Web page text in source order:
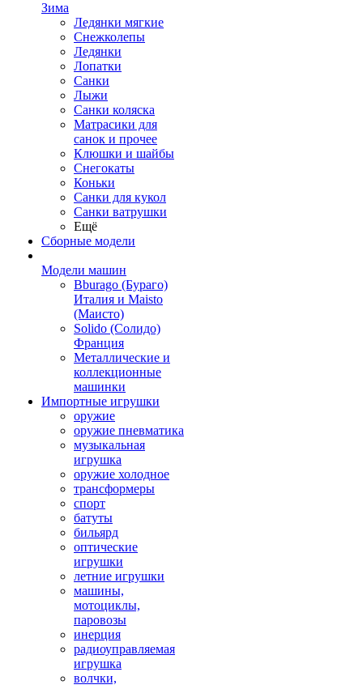
Зима
Ледянки мягкие
Снежколепы
Ледянки
Лопатки
Санки
Лыжи
Санки коляска
Матрасики для
санок и прочее
Клюшки и шайбы
Снегокаты
Коньки
Санки для кукол
Санки ватрушки
Ещё
Сборные модели
Модели машин
Bburago (Бураго)
Италия и Maisto
(Маисто)
Solido (Солидо)
Франция
Металлические и
коллекционные
машинки
Импортные игрушки
оружие
оружие пневматика
музыкальная
игрушка
оружие холодное
трансформеры
спорт
батуты
бильярд
оптические
игрушки
летние игрушки
машины,
мотоциклы,
паровозы
инерция
радиоуправляемая
игрушка
волчки,